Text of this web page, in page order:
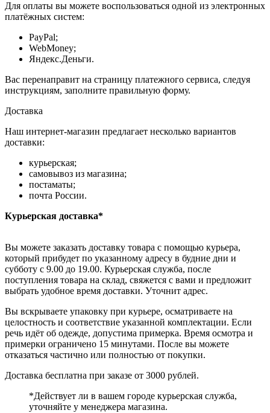
Для оплаты вы можете воспользоваться одной из электронных
платёжных систем:
PayPal;
WebMoney;
Яндекс.Деньги.
Вас перенаправит на страницу платежного сервиса, следуя
инструкциям, заполните правильную форму.
Доставка
Наш интернет-магазин предлагает несколько вариантов
доставки:
курьерская;
самовывоз из магазина;
постаматы;
почта России.
Курьерская доставка*
Вы можете заказать доставку товара с помощью курьера,
который прибудет по указанному адресу в будние дни и
субботу с 9.00 до 19.00. Курьерская служба, после
поступления товара на склад, свяжется с вами и предложит
выбрать удобное время доставки. Уточнит адрес.
Вы вскрываете упаковку при курьере, осматриваете на
целостность и соответствие указанной комплектации. Если
речь идёт об одежде, допустима примерка. Время осмотра и
примерки ограничено 15 минутами. После вы можете
отказаться частично или полностью от покупки.
Доставка бесплатна при заказе от 3000 рублей.
*Действует ли в вашем городе курьерская служба,
уточняйте у менеджера магазина.